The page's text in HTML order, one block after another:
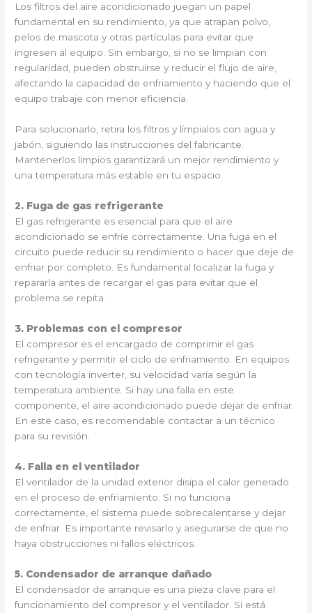
Los filtros del aire acondicionado juegan un papel
fundamental en su rendimiento, ya que atrapan polvo,
pelos de mascota y otras partículas para evitar que
ingresen al equipo. Sin embargo, si no se limpian con
regularidad, pueden obstruirse y reducir el flujo de aire,
afectando la capacidad de enfriamiento y haciendo que el
equipo trabaje con menor eficiencia.
Para solucionarlo, retira los filtros y límpialos con agua y
jabón, siguiendo las instrucciones del fabricante.
Mantenerlos limpios garantizará un mejor rendimiento y
una temperatura más estable en tu espacio.
2. Fuga de gas refrigerante
El gas refrigerante es esencial para que el aire
acondicionado se enfríe correctamente. Una fuga en el
circuito puede reducir su rendimiento o hacer que deje de
enfriar por completo. Es fundamental localizar la fuga y
repararla antes de recargar el gas para evitar que el
problema se repita.
3. Problemas con el compresor
El compresor es el encargado de comprimir el gas
refrigerante y permitir el ciclo de enfriamiento. En equipos
con tecnología inverter, su velocidad varía según la
temperatura ambiente. Si hay una falla en este
componente, el aire acondicionado puede dejar de enfriar.
En este caso, es recomendable contactar a un técnico
para su revisión.
4. Falla en el ventilador
El ventilador de la unidad exterior disipa el calor generado
en el proceso de enfriamiento. Si no funciona
correctamente, el sistema puede sobrecalentarse y dejar
de enfriar. Es importante revisarlo y asegurarse de que no
haya obstrucciones ni fallos eléctricos.
5. Condensador de arranque dañado
El condensador de arranque es una pieza clave para el
funcionamiento del compresor y el ventilador. Si está